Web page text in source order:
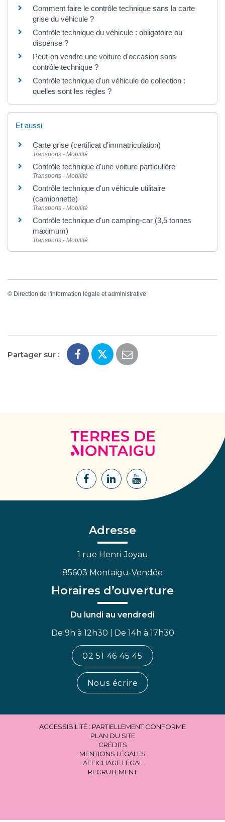
Comment faire le contrôle technique sans la carte
grise du véhicule ?
Contrôle technique du véhicule : obligatoire ou
dispense ?
Peut-on vendre une voiture d'occasion sans
contrôle technique ?
Contrôle technique d'un véhicule de collection :
quelles sont les règles ?
Et aussi
Carte grise (certificat d'immatriculation)
Transports - Mobilité
Contrôle technique d'une voiture particulière
Transports - Mobilité
Contrôle technique d'un véhicule utilitaire
(camionnette)
Transports - Mobilité
Contrôle technique d'un camping-car (3,5 tonnes
maximum)
Transports - Mobilité
© Direction de l'information légale et administrative
Partager sur :
Terres
de
Montaigu
Lien
Facebook
Lien
Lien
Adresse
1 rue Henri-Joyau
85603 Montaigu-Vendée
Horaires d’ouverture
Du lundi au vendredi
De 9h à 12h30 | De 14h à 17h30
02 51 46 45 45
Nous écrire
ACCESSIBILITÉ : PARTIELLEMENT CONFORME
PLAN DU SITE
CRÉDITS
MENTIONS LÉGALES
AFFICHAGE LÉGAL
RECRUTEMENT